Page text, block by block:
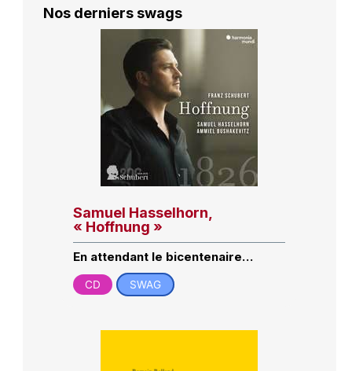
Nos derniers swags
Samuel Hasselhorn,
« Hoffnung »
En attendant le bicentenaire…
CD SWAG